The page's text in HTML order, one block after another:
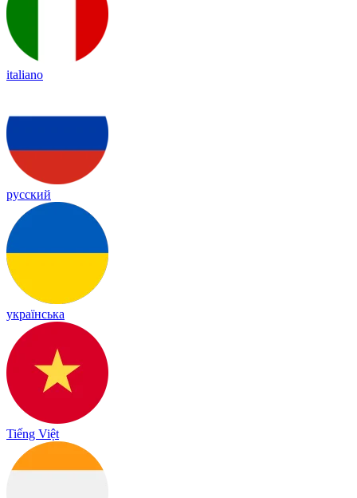
italiano
русский
українська
Tiếng Việt